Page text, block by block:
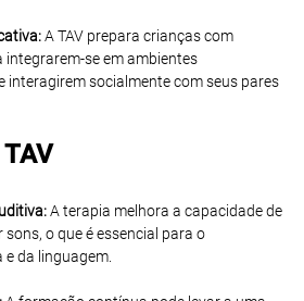
A TAV prepara crianças com
se em ambientes
interagirem socialmente com seus pares
A terapia melhora a capacidade de
o que é essencial para o
da linguagem.